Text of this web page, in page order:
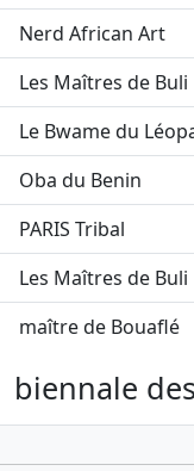
Nerd African Art
Les Maîtres de Buli
Le Bwame du
Oba du Benin
PARIS Tribal
Les Maîtres de Buli
maître de Bouaflé
biennale